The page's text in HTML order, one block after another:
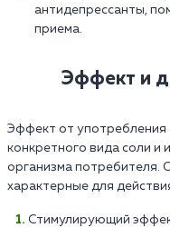
антидепрессанты,
приема.
Эффект и
Эффект от употребления
конкретного вида соли и
организма потребителя.
характерные для
Стимулирующий